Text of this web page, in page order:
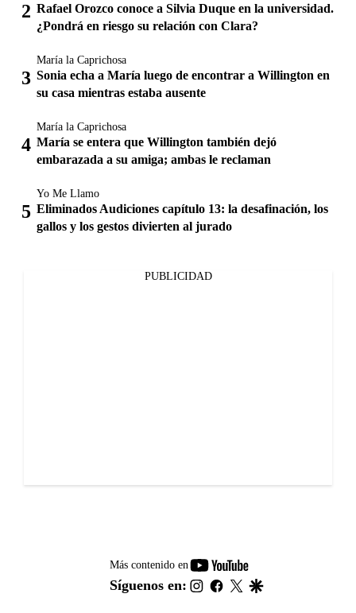
Rafael Orozco conoce a Silvia Duque en la universidad.
¿Pondrá en riesgo su relación con Clara?
María la Caprichosa
Sonia echa a María luego de encontrar a Willington en
su casa mientras estaba ausente
María la Caprichosa
María se entera que Willington también dejó
embarazada a su amiga; ambas le reclaman
Yo Me Llamo
Eliminados Audiciones capítulo 13: la desafinación, los
gallos y los gestos divierten al jurado
PUBLICIDAD
Más contenido en
youtube-
footer
Síguenos en: instagram
facebook
twitter